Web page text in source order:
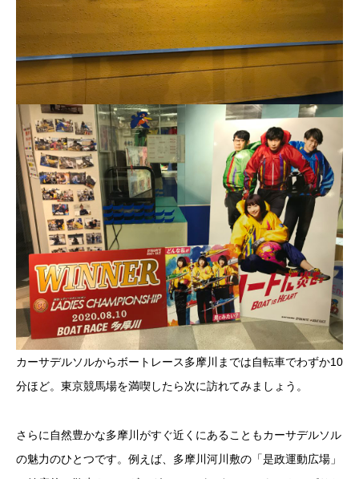
カーサデルソルからボートレース多摩川までは自転車でわずか10
分ほど。東京競馬場を満喫したら次に訪れてみましょう。
さらに自然豊かな多摩川がすぐ近くにあることもカーサデルソル
の魅力のひとつです。例えば、多摩川河川敷の「是政運動広場」